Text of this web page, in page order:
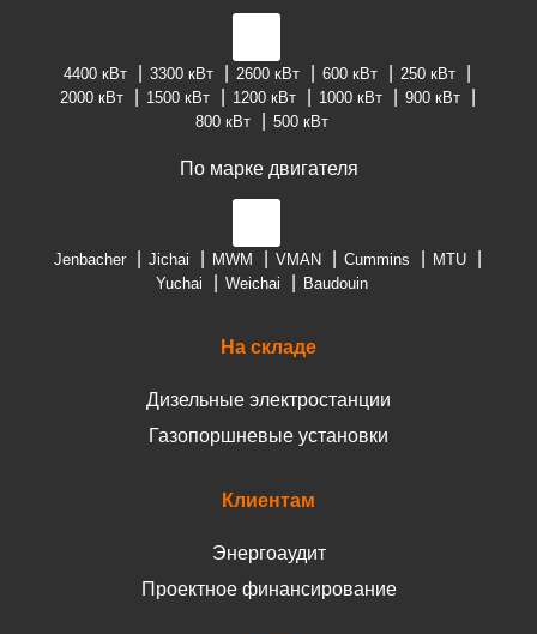
4400 кВт 3300 кВт 2600 кВт 600 кВт
250 кВт
2000 кВт
1500 кВт 1200 кВт 1000 кВт
900 кВт
800 кВт
500 кВт
По марке двигателя
Jenbacher Jichai MWM VMAN Cummins
MTU
Yuchai
Weichai Baudouin
На складе
Дизельные электростанции
Газопоршневые установки
Клиентам
Энергоаудит
Проектное финансирование